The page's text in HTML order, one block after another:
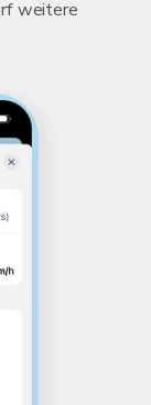
weitere